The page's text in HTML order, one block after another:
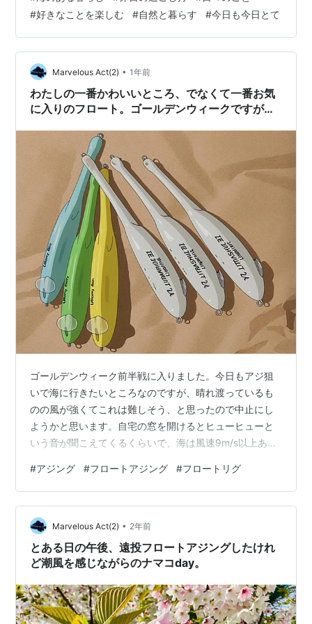
す。 「気を逸らすと釣れる」と 聞くことが多いですが、
わたしは、集中している時のほうが 釣れることが多い気
がします。 ちゃんとカウントしてる時に、 くいっと、か
かります。 魚がかかった時の ブルブルが癖になりま
す……
#好きなことを楽しむ #自然と暮らす #今日も今日とて
Marvelous Act(2) • 1年前
わたしの一番かわいいところ、でなくて一番お気
に入りのフロート。ゴールデンウィークですが風
ゴールデンウィーク前半戦に入りました。今日もアジ狙
いで海に行きたいところなのですが、晴れ渡っているも
のの風が強くてこれは難しそう、と思ったので中止にし
ようかと思います。自宅の窓を開けるとヒューヒューと
いう音が聞こえてくるくらいで、海は風速9m/s以上ある
てみたりしています。 という事で釣りネタが無いのです
が、そんな時にまた通販で買った物が届きました。アジ
ングやメバリング用のフロートのシマノ・ソアレウルト
ラシュートを追加購入したのです。 ウルトラシュートは
3種類の沈下速度の物がありますが今回もシンキング
（5.6s/m）とファストシンキング…
#アジング #フロートアジング #フロートリグ
Marvelous Act(2) • 2年前
とある日の午後、遠投フロートアジングしたけれ
ど潮風を感じながらのナマコday。